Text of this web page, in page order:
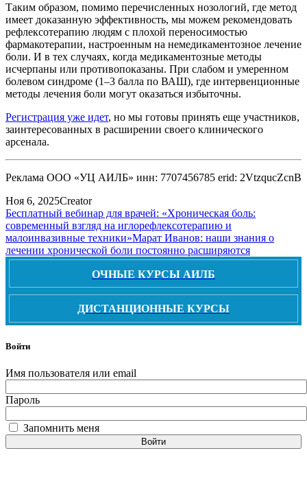
Таким образом, помимо перечисленных нозологий, где метод
имеет доказанную эффективность, мы можем рекомендовать
рефлексотерапию людям с плохой переносимостью
фармакотерапии, настроенным на немедикаментозное лечение
боли. И в тех случаях, когда медикаментозные методы
исчерпаны или противопоказаны. При слабом и умеренном
болевом синдроме (1–3 балла по ВАШ), где интервенционные
методы лечения боли могут оказаться избыточны.
Регистрация уже идет, но мы готовы принять еще участников,
заинтересованных в расширении своего клинического
арсенала.
Реклама ООО «УЦ АИЛБ» инн: 7707456785 erid: 2VtzqucZcnB
Ноя 6, 2025Creator
Бесплатный вебинар для врачей: «Хроническая боль:
современный взгляд на иглорефлексотерапию и
малоинвазивные техники»Марат Иванов: наши знания о
лечении хронической боли постоянно расширяются
ОЧНЫЕ КУРСЫ АИЛБ
ДИСТАНЦИОННЫЕ КУРСЫ
Войти
Имя пользователя или email
Пароль
Запомнить меня
Войти